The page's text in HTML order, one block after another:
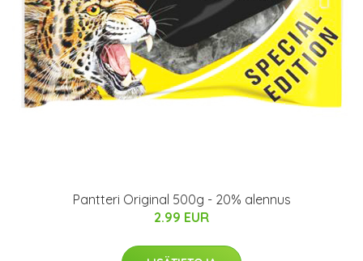
Pantteri Original 500g - 20% alennus
2.99 EUR